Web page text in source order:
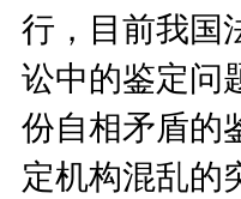
行，目前我国
讼中的鉴定问
份自相矛盾的
定机构混乱的